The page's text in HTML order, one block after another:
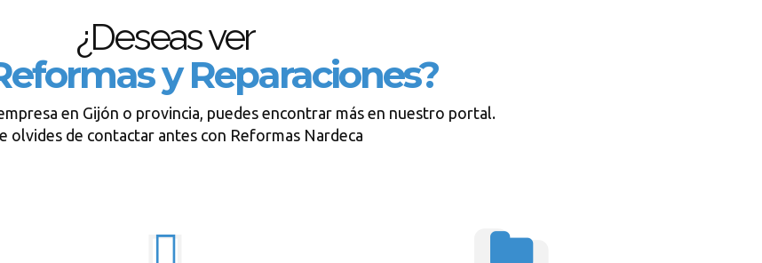
¿Deseas ver
y Reparaciones?
en Gijón o provincia, puedes encontrar más en nuestro portal.
olvides de contactar antes con Reformas Nardeca